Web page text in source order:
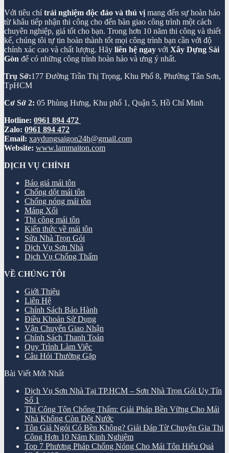
Với tiêu chítrải nghiệm độc đáo và thú vị mang đến sự hoàn hảo
từ khâu tiếp nhận thi công cho đến bàn giao công trình một cách
chuyên nghiệp, giá tốt cho bạn. Trong hơn 10 năm thi công và thiết
kế, chúng tôi tự tin hoàn thành tốt mọi công trình bạn cần với độ
chính xác cao và chất lượng. Hãy liên hệ ngay với Xây Dựng Sài
Gòn để có những công trình hoàn hảo và ưng ý nhất.
Trụ Sở:177 Đường Trần Thị Trọng, Khu Phố 8, Phường Tân Sơn,
TpHCM
Cơ Sở 2: 05 Phùng Hưng, Khu phố 1, Quận 5, Hồ Chí Minh
Hotline: 0961 894 472
Zalo: 0961 894 472
Email: xaydungsaigon24h@gmail.com
Website: www.lammaiton.com
DỊCH VỤ CHÍNH
Báo giá mái tôn
Chống dột mái tôn
Chống nóng mái tôn
Máng Xối
Thi công mái tôn
Kiến thức về mái tôn
Sửa Nhà Trọn Gói
Dịch Vụ Sơn Nhà
Dịch Vụ Chống Thấm
VỀ CHÚNG TÔI
Giới Thiệu
Liên Hệ
Chính Sách Bảo Hành
Điều Khoản Sử Dụng
Vận Chuyển Giao Nhận
Chính Sách Thanh Toán
Quy Trình Làm Việc
Câu Hỏi Thường Gặp
Bài Viết Mới Nhất
Dịch Vụ Sơn Nhà Tại TP.HCM – Sơn Nhà Trọn Gói Uy Tín
Số 1
Thi Công Tôn Chống Thấm: Giải Pháp Bền Vững Cho Mái
Nhà Không Còn Dột Nước
Tôn Giả Ngói Có Bền Không? Giải Đáp Từ Chuyên Gia Thi
Công Hơn 10 Năm Kinh Nghiệm
Top 7 Phương Pháp Chống Nóng Cho Mái Tôn Hiệu Quả